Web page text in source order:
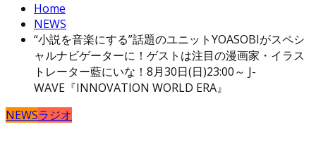
Home
NEWS
“小説を音楽にする”話題のユニットYOASOBIがスペシ
ャルナビゲーターに！ゲストは注目の漫画家・イラス
トレーター藍にいな！8月30日(日)23:00～ J-
WAVE『INNOVATION WORLD ERA』
NEWSラジオ